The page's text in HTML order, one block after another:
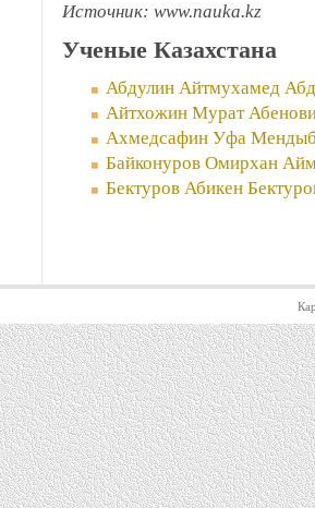
Источник: www.nauka.kz
Ученые Казахстана
Абдулин Айтмухамед
Айтхожин Мурат
Ахмедсафин Уфа
Байконуров Омирхан
Бектуров Абикен